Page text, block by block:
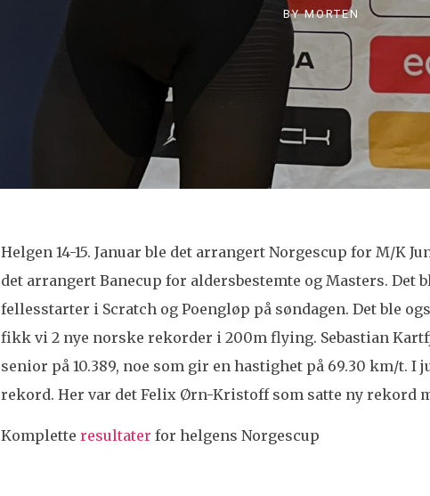
BYMORTEN
Helgen 14-15. Januar ble det arrangert Norgescup for M/K
det arrangert Banecup for aldersbestemte og Masters. Det
fellesstarter i Scratch og Poengløp på søndagen. Det ble
fikk vi 2 nye norske rekorder i 200m flying. Sebastian
senior på 10.389, noe som gir en hastighet på 69.30 km/t. I
rekord. Her var det Felix Ørn-Kristoff som satte ny rekord
Komplette resultater for helgens Norgescup